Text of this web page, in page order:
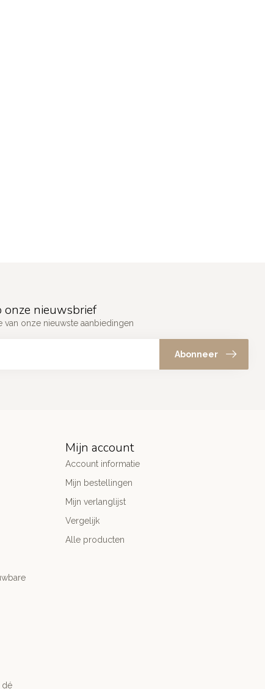
onze nieuwsbrief
van onze nieuwste aanbiedingen
Abonneer
dé
Mijn account
Account informatie
Mijn bestellingen
Mijn verlanglijst
Vergelijk
Alle producten